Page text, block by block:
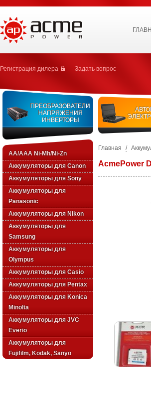
Регистрация дилера Задать вопрос
ПРЕОБРАЗОВАТЕЛИ
НАПРЯЖЕНИЯ
ИНВЕРТОРЫ
AA/AAA Ni-Mh/Ni-Zn
Аккумуляторы для Canon
Аккумуляторы для Sony
Аккумуляторы для
Panasonic
Аккумуляторы для Nikon
Аккумуляторы для
Samsung
Аккумуляторы для
Olympus
Аккумуляторы для Casio
Аккумуляторы для Pentax
Аккумуляторы для Konica
Minolta
Аккумуляторы для JVC
Everio
Аккумуляторы для
Fujifilm, Kodak, Sanyo
Главная /
AcmePower